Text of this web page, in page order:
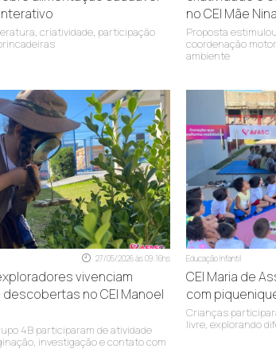
R: Imigrante Biléssimo S/N°, B: Pinheirinho, CEP:
R: Otávio Fontana S/N°, B: São Simão, CEP: 88811-
R: Manoel João Machado S/N°, B: Metropol, CEP:
R: Valentim Pizzetti S/Nº, B Nossa Senhora da
R: Felipe Serafim da Silva n° 368, B: HG, CEP:
R: Imigrante José Colombo S/N°, B: Rio Maina,
R: Rod. Alexandre Belolli nº 20, B: Primeira Linha,
R: Pernambuco S/N°, B: Próspera, CEP: 88813-035
R: Caetano Ronchi S/Nº, B: Laranjinha, CEP:
R: Afonso Pena S/N°, B: São Luiz, CEP: 88803-210
criatividade, participação
no CEI Mãe Nina
Proposta
coordenação
ambiente
27/05/2026 às 09:16hs
vivenciam
no CEI Manoel
4B participaram de atividade
investigação e contato com
Educação Infantil
CEI Maria de
com
Crianças
livre, explorando